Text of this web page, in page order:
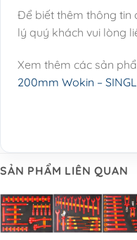
Để biết thêm thông tin
lý quý khách vui lòng
Xem thêm các sản
200mm Wokin –
SẢN PHẨM LIÊN QUAN